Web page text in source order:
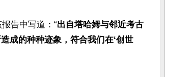
告中写道：“出自塔哈姆与邻近考古
成的种种迹象，符合我们在‘创世